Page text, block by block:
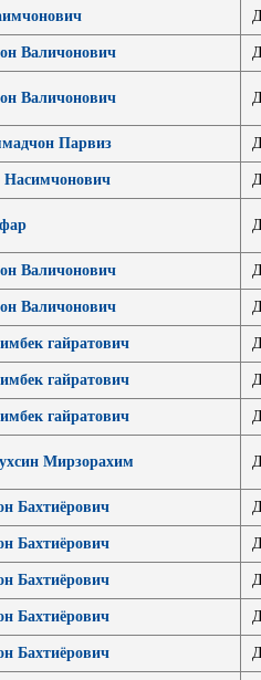
Валичонович
Валичонович
Парвиз
Насимчонович
Валичонович
Валичонович
гайратович
гайратович
гайратович
Мирзорахим
Бахтиёрович
Бахтиёрович
Бахтиёрович
Бахтиёрович
Бахтиёрович